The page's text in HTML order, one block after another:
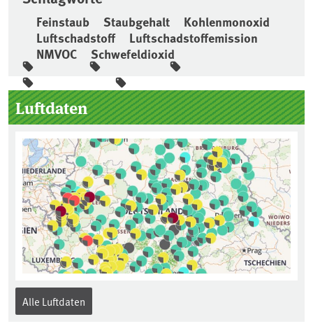
Feinstaub Staubgehalt
Kohlenmonoxid
Luftschadstoff
Luftschadstoffemission
NMVOC
Schwefeldioxid
Seitenleiste
Luftdaten
Alle Luftdaten